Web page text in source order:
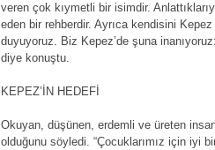
veren çok kıymetli bir isimdir.
eden bir rehberdir. Ayrıca kendisini
duyuyoruz. Biz Kepez’de şuna
diye konuştu.
KEPEZ’İN HEDEFİ
Okuyan, düşünen, erdemli ve üreten
olduğunu söyledi. “Çocuklarımız için